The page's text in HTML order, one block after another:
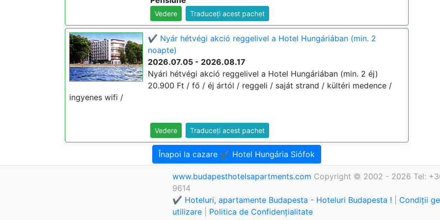
Vedere Traduceți acest pachet
✔️ Nyár hétvégi akció reggelivel a Hotel Hungáriában (min. 2
noapte)
2026.07.05 - 2026.08.17
Nyári hétvégi akció reggelivel a Hotel Hungáriában (min. 2 éj)
20.900 Ft / fő / éj ártól / reggeli / saját strand / kültéri medence /
ingyenes wifi /
Vedere Traduceți acest pachet
Înapoi la cazare ✔️ Hotel Hungária Siófok
www.budapesthotelsapartments.com Copyright © 2002 - 2026 Tel:
9614
✔️ Hoteluri, apartamente Budapesta - Hoteluri Budapesta !
Condiții
utilizare
Politica de Confidențialitate